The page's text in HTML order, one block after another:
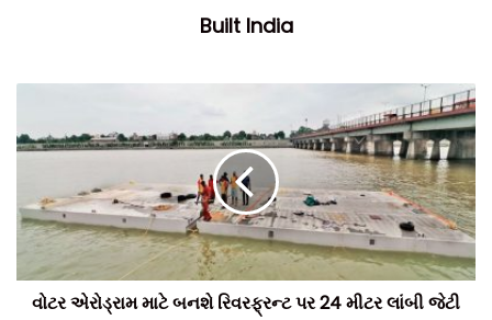
આ માટે કામ કરી રહી છે. હેરિટેજ મ્યુઝિયમ માટે જમીન સંપાદનની
થશે.
ટીમ બિલ્ટ ઈન્ડિયા, સૌજન્ય દિવ્ય ભાસ્કર
Built India
વોટર એરોડ્રામ માટે બનશે રિવરફ્રન્ટ પર 24 મીટર લાંબી જેટી